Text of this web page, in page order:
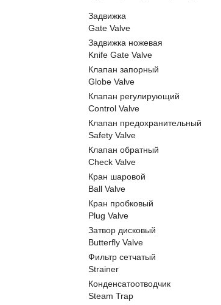
Задвижка
Gate Valve
Задвижка ножевая
Knife Gate Valve
Клапан запорный
Globe Valve
Клапан регулирующий
Control Valve
Клапан предохранительный
Safety Valve
Клапан обратный
Check Valve
Кран шаровой
Ball Valve
Кран пробковый
Plug Valve
Затвор дисковый
Butterfly Valve
Фильтр сетчатый
Strainer
Конденсатоотводчик
Steam Trap